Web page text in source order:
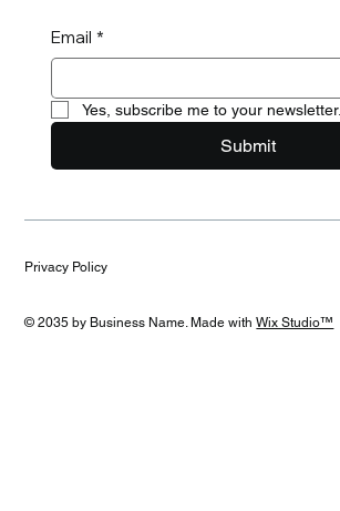
Email *
Yes, subscribe me to your newsletter.
Submit
Privacy Policy
© 2035 by Business Name. Made withWix Studio™